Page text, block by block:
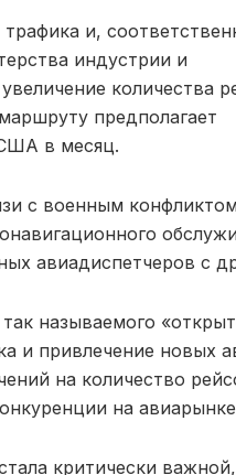
и,
индустрии и
количества
предполагает
в месяц.
с военным конфликтом
авиадиспетчеров с
называемого
и привлечение новых
на количество
на
критически